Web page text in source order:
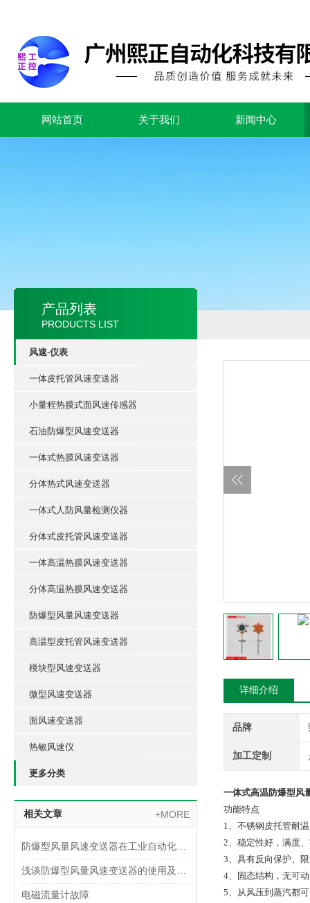
网站首页 关于我们 新闻中心
产品列表
PRODUCTS LIST
风速-仪表
一体皮托管风速变送器
小量程热膜式面风速传感器
石油防爆型风速变送器
一体式热膜风速变送器
分体热式风速变送器
一体式人防风量检测仪器
分体式皮托管风速变送器
一体高温热膜风速变送器
分体高温热膜风速变送器
防爆型风量风速变送器
高温型皮托管风速变送器
模块型风速变送器
微型风速变送器
面风速变送器
热敏风速仪
更多分类
相关文章 +MORE
防爆型风量风速变送器在工业自动化中的应用领域
浅谈防爆型风量风速变送器的使用及安装注意事项
电磁流量计故障
详细介绍
品牌
加工定制
一体式高温防爆型风
功能特点
1、不锈钢皮托管耐
2、稳定性好，满度
3、具有反向保护、
4、固态结构，无可
5、从风压到蒸汽都